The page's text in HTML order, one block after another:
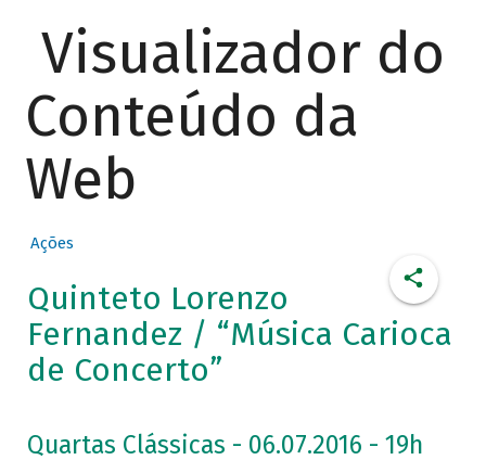
Visualizador do
Conteúdo da
Web
Ações
Quinteto Lorenzo
Fernandez / “Música Carioca
de Concerto”
Quartas Clássicas - 06.07.2016 - 19h